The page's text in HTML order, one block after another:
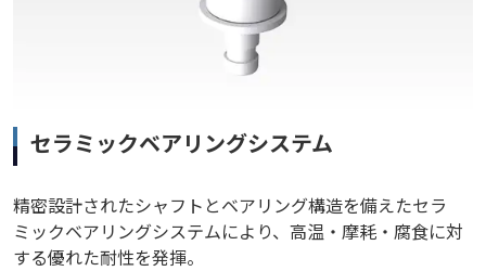
セラミックベアリングシステム
精密設計されたシャフトとベアリング構造を備えたセラ
ミックベアリングシステムにより、高温・摩耗・腐食に対
する優れた耐性を発揮。